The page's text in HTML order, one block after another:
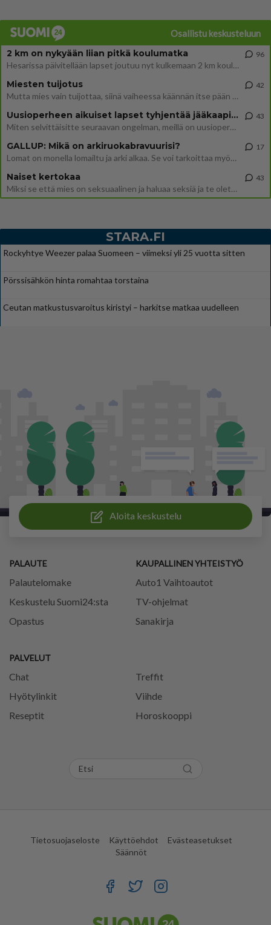
Osallistu keskusteluun
2 km on nykyään liian pitkä koulumatka
Hesarissa päivitellään lapset joutuu nyt kulkemaan 2 km kouluun jösses. Ruostefillarilla tuo matka menee vaikka miten äk
96
Miesten tuijotus
Mutta mies vain tuijottaa, siinä vaiheessa käännän itse pään pois. Mikä juttu? Yleensä jos joku tuijottaa tai katsoo, hä
42
Uusioperheen aikuiset lapset tyhjentää jääkaapin käydessään
Miten selvittäisitte seuraavan ongelman, meillä on uusioperhe, minulla teini-ikäiset lapset ja puolisolla aikuiset, jotk
43
GALLUP: Mikä on arkiruokabravuurisi?
Lomat on monella lomailtu ja arki alkaa. Se voi tarkoittaa myös sitä, että grillailut on grillattu ja palataan arjen ruo
17
Naiset kertokaa
Miksi se että mies on seksuaalinen ja haluaa seksiä ja te olette hänen mielestänne haluttava on vastenmielistä? Mikä sii
43
STARA.FI
Rockyhtye Weezer palaa Suomeen – viimeksi yli 25 vuotta sitten
Pörssisähkön hinta romahtaa torstaina
Ceutan matkustusvaroitus kiristyi – harkitse matkaa uudelleen
Aloita keskustelu
PALAUTE
Palautelomake
Keskustelu Suomi24:sta
Opastus
PALVELUT
Chat
Treffit
Hyötylinkit
Viihde
Reseptit
Horoskooppi
KAUPALLINEN YHTEISTYÖ
Auto1 Vaihtoautot
TV-ohjelmat
Sanakirja
Tietosuojaseloste Käyttöehdot
Evästeasetukset
Säännöt